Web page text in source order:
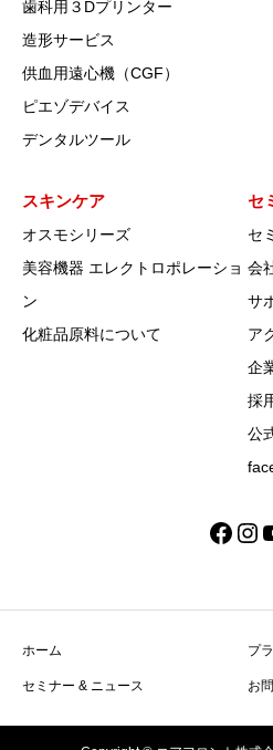
歯科用３Dプリンター
造形サービス
供血用遠心機（CGF）
ピエゾデバイス
デンタルツール
スキンケア
オスモシリーズ
美容機器 エレクトロポレーショ
ン
化粧品原料について
セ
セ
会
サ
ア
企
採
公
ホーム プ
セミナー & ニュース お